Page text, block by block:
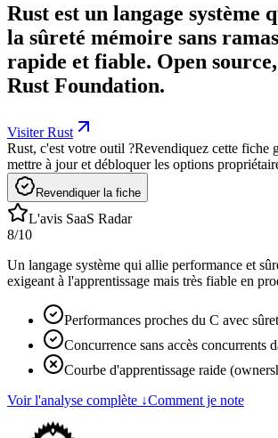
Rust est un langage système
la sûreté mémoire sans
rapide et fiable. Open
Rust Foundation.
Visiter Rust
Rust, c'est votre outil ?Revendiquez cette fiche
mettre à jour et débloquer les options
Revendiquer la fiche
L'avis SaaS Radar
8/10
Un langage système qui allie performance et
exigeant à l'apprentissage mais très fiable en
Performances proches du C avec
Concurrence sans accès concurrents
Courbe d'apprentissage raide
Voir l'analyse complète ↓Comment je note